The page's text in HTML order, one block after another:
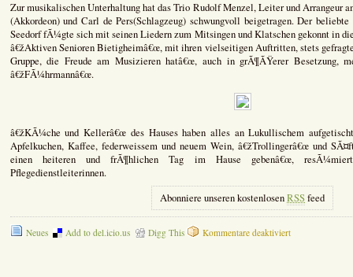
Zur musikalischen Unterhaltung hat das Trio Rudolf Menzel, Leiter und Arrangeur
(Akkordeon) und Carl de Pers(Schlagzeug) schwungvoll beigetragen. Der
Seedorf fÃ¼gte sich mit seinen Liedern zum Mitsingen und Klatschen gekonnt in
â€žAktiven Senioren Bietigheimâ€œ, mit ihren vielseitigen Auftritten, stets
Gruppe, die Freude am Musizieren hatâ€œ, auch in grÃ¶ÃŸerer Besetzung,
â€žFÃ¼hrmannâ€œ.
â€žKÃ¼che und Kellerâ€œ des Hauses haben alles an Lukullischem
Apfelkuchen, Kaffee, federweissem und neuem Wein, â€žTrollingerâ€œ und
einen heiteren und frÃ¶hlichen Tag im Hause gebenâ€œ,
Pflegedienstleiterinnen.
Abonniere unseren kostenlosenRSSfeed
Neues Add to del.icio.us Digg This Kommentare deaktiviertfür